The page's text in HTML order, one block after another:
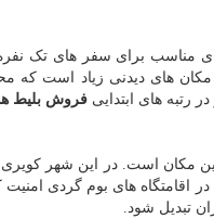
های مناسب برای سفر های تک
مکان های دیدنی زیاد است که
رتبه های ابتدایی فروش بلیط
مکان است. در این شهر کویری
در اقامتگاه های بوم گردی
تبدیل شود.